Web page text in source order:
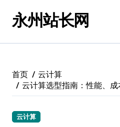
永州站长网
首页
云计算
云计算选型指南：性能、
云计算